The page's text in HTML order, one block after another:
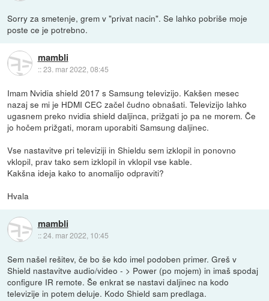
Sorry za smetenje, grem v "privat nacin". Se lahko pobriše moje
poste ce je potrebno.
mambli
::23. mar 2022, 08:45
Imam Nvidia shield 2017 s Samsung televizijo. Kakšen mesec
nazaj se mi je HDMI CEC začel čudno obnašati. Televizijo lahko
ugasnem preko nvidia shield daljinca, prižgati jo pa ne morem. Če
jo hočem prižgati, moram uporabiti Samsung daljinec.
Vse nastavitve pri televiziji in Shieldu sem izklopil in ponovno
vklopil, prav tako sem izklopil in vklopil vse kable.
Kakšna ideja kako to anomalijo odpraviti?
Hvala
mambli
::24. mar 2022, 10:45
Sem našel rešitev, če bo še kdo imel podoben primer. Greš v
Shield nastavitve audio/video - > Power (po mojem) in imaš spodaj
configure IR remote. Še enkrat se nastavi daljinec na kodo
televizije in potem deluje. Kodo Shield sam predlaga.